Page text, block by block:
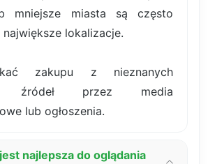
mniejsze miasta są często
lokalizacje.
zakupu z nieznanych
źródeł przez media
lub ogłoszenia.
najlepsza do oglądania